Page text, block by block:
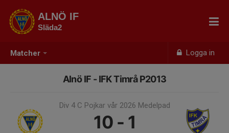
Matcher Logga in
ALNÖ IF
Släda2
Alnö IF - IFK Timrå P2013
Div 4 C Pojkar vår 2026 Medelpad
10 - 1